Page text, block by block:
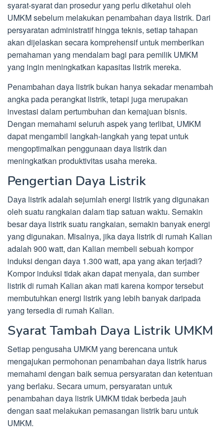
syarat-syarat dan prosedur yang perlu diketahui oleh
UMKM sebelum melakukan penambahan daya listrik. Dari
persyaratan administratif hingga teknis, setiap tahapan
akan dijelaskan secara komprehensif untuk memberikan
pemahaman yang mendalam bagi para pemilik UMKM
yang ingin meningkatkan kapasitas listrik mereka.
Penambahan daya listrik bukan hanya sekadar menambah
angka pada perangkat listrik, tetapi juga merupakan
investasi dalam pertumbuhan dan kemajuan bisnis.
Dengan memahami seluruh aspek yang terlibat, UMKM
dapat mengambil langkah-langkah yang tepat untuk
mengoptimalkan penggunaan daya listrik dan
meningkatkan produktivitas usaha mereka.
Pengertian Daya Listrik
Daya listrik adalah sejumlah energi listrik yang digunakan
oleh suatu rangkaian dalam tiap satuan waktu. Semakin
besar daya listrik suatu rangkaian, semakin banyak energi
yang digunakan. Misalnya, jika daya listrik di rumah Kalian
adalah 900 watt, dan Kalian membeli sebuah kompor
induksi dengan daya 1.300 watt, apa yang akan terjadi?
Kompor induksi tidak akan dapat menyala, dan sumber
listrik di rumah Kalian akan mati karena kompor tersebut
membutuhkan energi listrik yang lebih banyak daripada
yang tersedia di rumah Kalian.
Syarat Tambah Daya Listrik UMKM
Setiap pengusaha UMKM yang berencana untuk
mengajukan permohonan penambahan daya listrik harus
memahami dengan baik semua persyaratan dan ketentuan
yang berlaku. Secara umum, persyaratan untuk
penambahan daya listrik UMKM tidak berbeda jauh
dengan saat melakukan pemasangan listrik baru untuk
UMKM.